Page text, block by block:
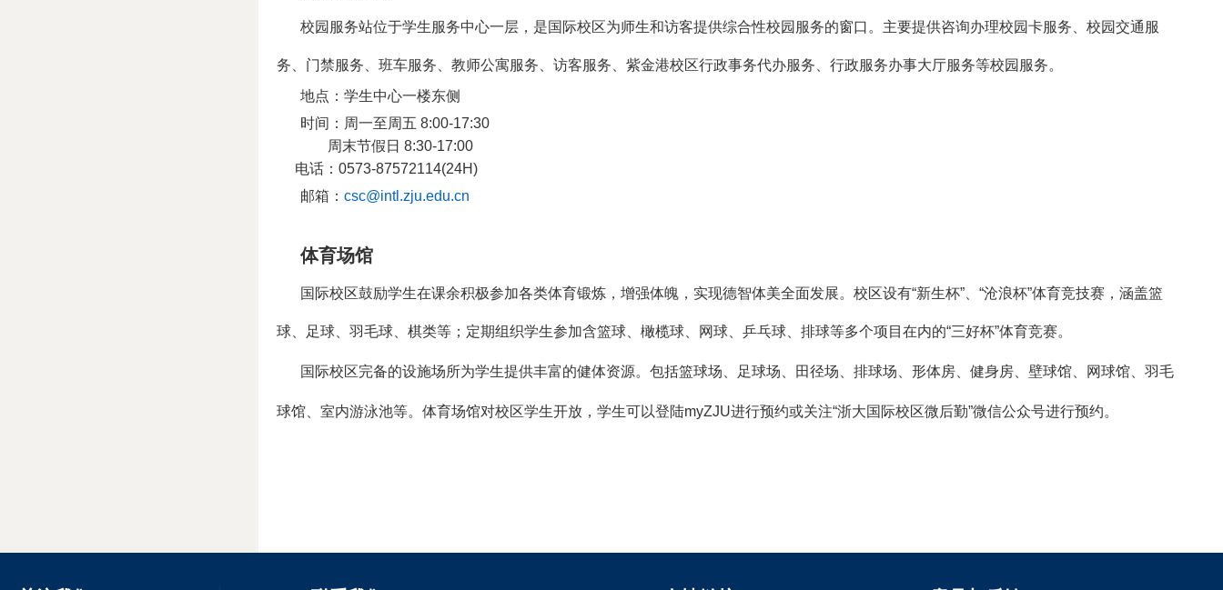
校园服务站位于学生服务中心一层，是国际校区为师生和访客提供综合性校园服务的窗口。主要提供咨询办理校园卡服务、校园交通服
务、门禁服务、班车服务、教师公寓服务、访客服务、紫金港校区行政事务代办服务、行政服务办事大厅服务等校园服务。
地点：学生中心一楼东侧
时间：周一至周五 8:00-17:30
周末节假日 8:30-17:00
电话： 0573-87572114(24H)
邮箱： csc@intl.zju.edu.cn
体育场馆
国际校区鼓励学生在课余积极参加各类体育锻炼，增强体魄，实现德智体美全面发展。校区设有“新生杯” “沧浪杯”体育竞技赛，涵盖篮
球、足球、羽毛球、棋类等；定期组织学生参加含篮球、橄榄球、网球、乒乓球、排球等多个项目在内的“三好杯”体育竞赛。
国际校区完备的设施场所为学生提供丰富的健体资源。包括篮球场、足球场、田径场、排球场、形体房、健身房、壁球馆、网球馆、羽毛
球馆、室内游泳池等。体育场馆对校区学生开放，学生可以登陆myZJU进行预约或关注“浙大国际校区微后勤”微信公众号进行预约。